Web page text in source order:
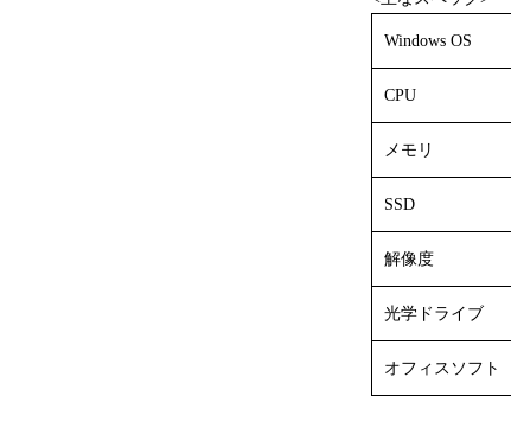
Windows OS
CPU
メモリ
SSD
解像度
光学ドライブ
オフィスソフト